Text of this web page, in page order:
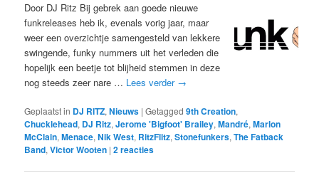
Door DJ Ritz Bij gebrek aan goede nieuwe
funkreleases heb ik, evenals vorig jaar, maar
weer een overzichtje samengesteld van lekkere
swingende, funky nummers uit het verleden die
hopelijk een beetje tot blijheid stemmen in deze
nog steeds zeer nare … Lees verder →
Geplaatst in DJ RITZ,Nieuws |Getagged 9th Creation,
Chucklehead, DJ Ritz,Jerome 'Bigfoot' Brailey,Mandré,Marlon
McClain,Menace,Nik West, RitzFlitz,Stonefunkers,The Fatback
Band,Victor Wooten |2reacties